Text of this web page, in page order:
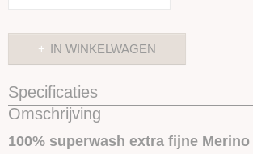
IN WINKELWAGEN
Specificaties
Productcode
Omschrijving
100% superwash extra fijne Merino